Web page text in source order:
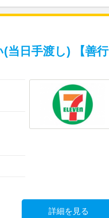
当日手渡し) 【善行
詳細を見る